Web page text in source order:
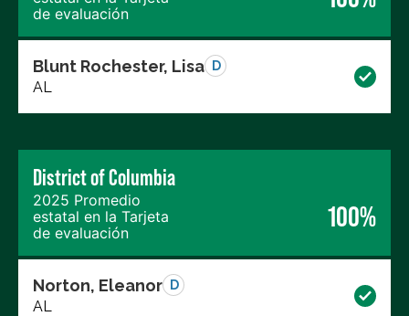
de evaluación
Blunt Rochester, Lisa D
AL
District of Columbia
2025 Promedio
estatal en la Tarjeta
de evaluación
100%
Norton, Eleanor D
AL